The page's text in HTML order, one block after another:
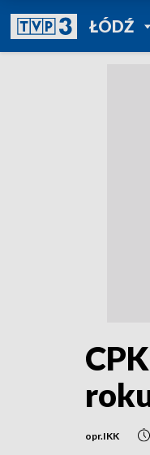
ŁÓDŹ
TVP
opr.IKK